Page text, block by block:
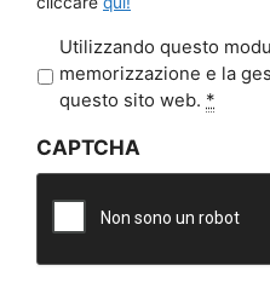
r
a
c
*
Utilizzando questo
memorizzazione e la
questo sito web. *
CAPTCHA